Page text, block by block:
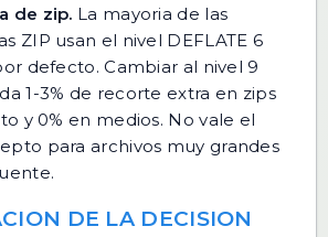
de zip. La mayoria de las
ZIP usan el nivel DEFLATE 6
defecto. Cambiar al nivel 9
1-3% de recorte extra en zips
y 0% en medios. No vale el
para archivos muy grandes
DE LA DECISION